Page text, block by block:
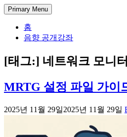
Skip
to
content
DectENG – 교양있는 엔지니어
1998년부터 한 길만 걸어온 미디
Primary Menu
홈
음향 공개강좌
[태그:] 네트워크 모니
MRTG 설정 파일 가이
2025년 11월 29일2025년 11월 29일